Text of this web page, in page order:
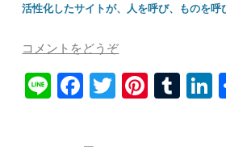
活性化したサイトが、人を呼び、ものを呼
コメントをどうぞ
Li Fa T
Pi T